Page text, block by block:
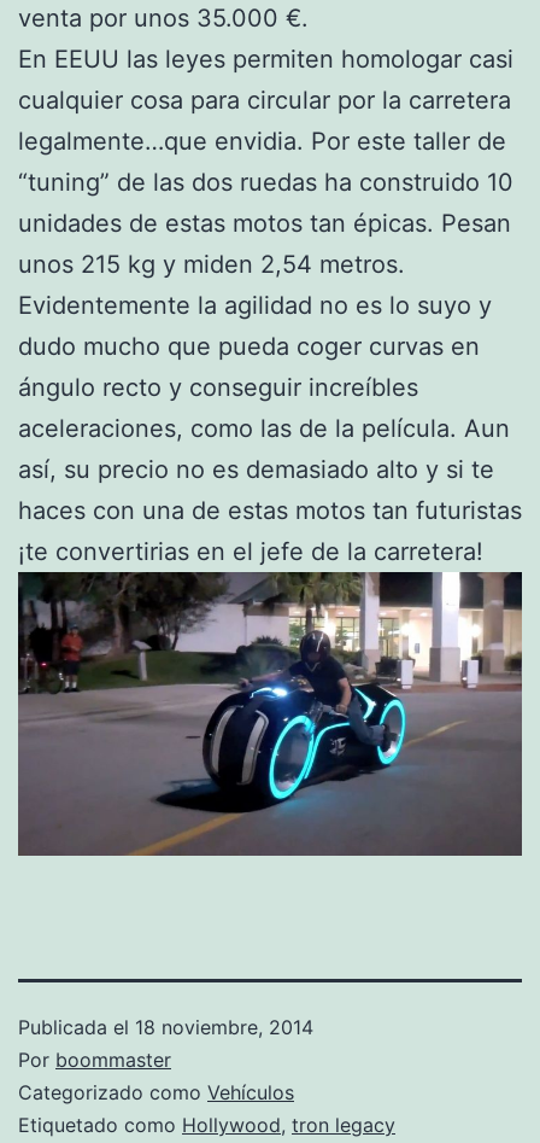
venta por unos 35.000 €.
En EEUU las leyes permiten homologar casi
cualquier cosa para circular por la carretera
legalmente…que envidia. Por este taller de
“tuning” de las dos ruedas ha construido 10
unidades de estas motos tan épicas. Pesan
unos 215 kg y miden 2,54 metros.
Evidentemente la agilidad no es lo suyo y
dudo mucho que pueda coger curvas en
ángulo recto y conseguir increíbles
aceleraciones, como las de la película. Aun
así, su precio no es demasiado alto y si te
haces con una de estas motos tan futuristas
¡te convertirias en el jefe de la carretera!
Publicada el 18 noviembre, 2014
Por boommaster
Categorizado como Vehículos
Etiquetado como Hollywood, tron legacy